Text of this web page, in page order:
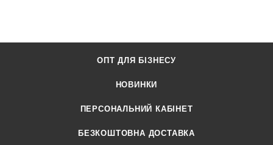
ОПТ ДЛЯ БІЗНЕСУ
НОВИНКИ
ПЕРСОНАЛЬНИЙ КАБІНЕТ
БЕЗКОШТОВНА ДОСТАВКА